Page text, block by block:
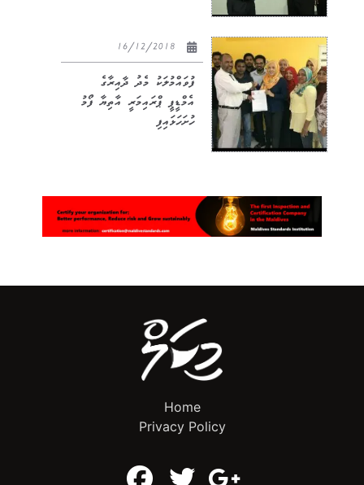
ފުވައްމުލަކު މެދު ދާއިރާގެ
އެމްޑީޕީ ޕްރައިމަރީ އާތިޔާ ފޯމު
ހުށަހަޅައިފި
Home
Privacy Policy